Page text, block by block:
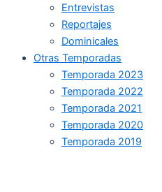
Entrevistas
Reportajes
Dominicales
Otras Temporadas
Temporada 2023
Temporada 2022
Temporada 2021
Temporada 2020
Temporada 2019